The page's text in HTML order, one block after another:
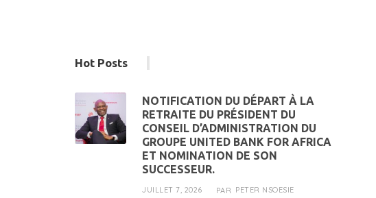
Hot Posts
NOTIFICATION DU DÉPART À LA
RETRAITE DU PRÉSIDENT DU
CONSEIL D’ADMINISTRATION DU
GROUPE UNITED BANK FOR AFRICA
ET NOMINATION DE SON
SUCCESSEUR.
JUILLET 7, 2026 PAR PETER NSOESIE